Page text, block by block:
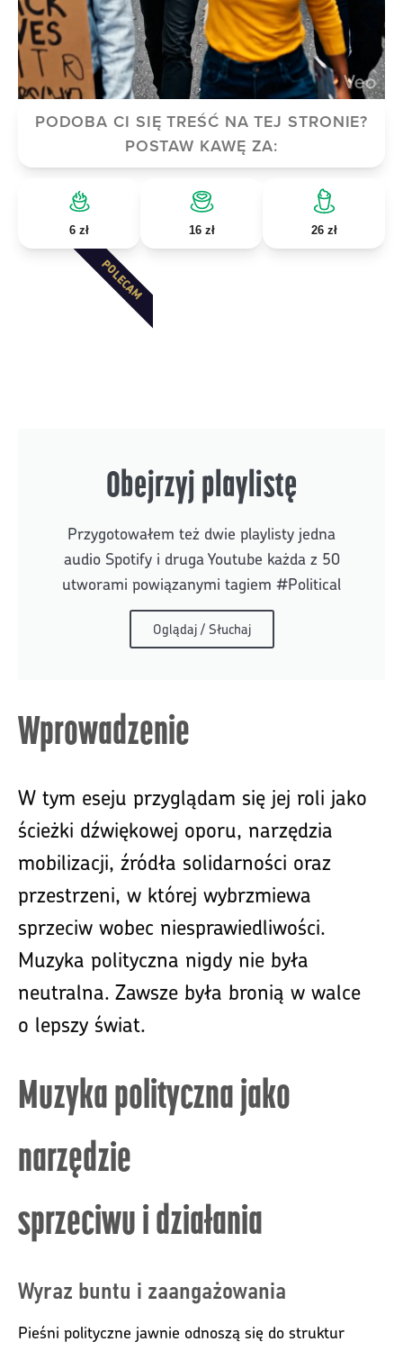
PODOBA CI SIĘ TREŚĆ NA TEJ STRONIE?
POSTAW KAWĘ ZA:
6 zł 16 zł 26 zł
Obejrzyj playlistę
Przygotowałem też dwie playlisty jedna
audio Spotify i druga Youtube każda z 50
utworami powiązanymi tagiem #Political
Oglądaj / Słuchaj
POLECAM
Wprowadzenie
W tym eseju przyglądam się jej roli jako
ścieżki dźwiękowej oporu, narzędzia
mobilizacji, źródła solidarności oraz
przestrzeni, w której wybrzmiewa
sprzeciw wobec niesprawiedliwości.
Muzyka polityczna nigdy nie była
neutralna. Zawsze była bronią w walce
o lepszy świat.
Muzyka polityczna jako
narzędzie
sprzeciwu i działania
Wyraz buntu i zaangażowania
Pieśni polityczne jawnie odnoszą się do struktur